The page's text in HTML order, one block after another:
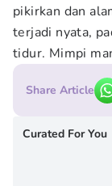
pikirkan dan
terjadi nyata,
tidur. Mimpi
Share Article
Curated For You